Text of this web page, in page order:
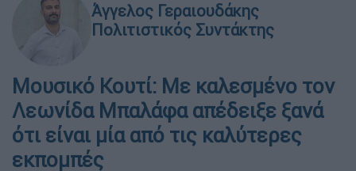
Άγγελος Γεραιουδάκης
Πολιτιστικός Συντάκτης
Μουσικό Κουτί: Με καλεσμένο τον
Λεωνίδα Μπαλάφα απέδειξε ξανά
ότι είναι μία από τις καλύτερες
εκπομπές